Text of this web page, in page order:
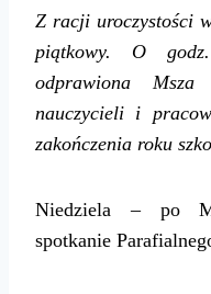
Z racji uroczystości
piątkowy. O
odprawiona
nauczycieli i
zakończenia roku
Niedziela – po
spotkanie